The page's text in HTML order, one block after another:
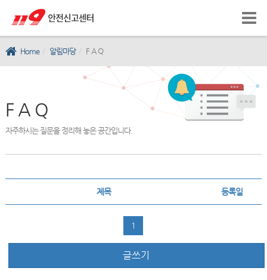
Home 알림마당 F A Q
F A Q
자주하시는 질문을 정리해 놓은 공간입니다.
제목 등록일
1
글쓰기